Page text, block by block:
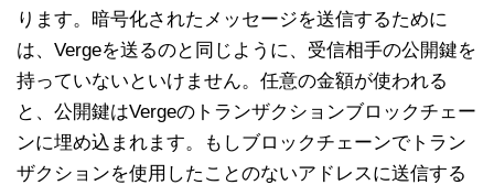
ります。暗号化されたメッセージを送信するために
は、Vergeを送るのと同じように、受信相手の公開鍵を
持っていないといけません。任意の金額が使われる
と、公開鍵はVergeのトランザクションブロックチェー
ンに埋め込まれます。もしブロックチェーンでトラン
ザクションを使用したことのないアドレスに送信する